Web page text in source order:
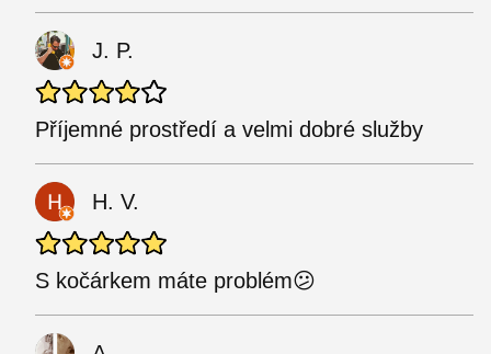
J. P.
Příjemné prostředí a velmi dobré služby
H. V.
S kočárkem máte problém😕